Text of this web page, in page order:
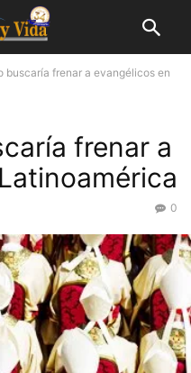
buscaría frenar a evangélicos en
frenar a
0